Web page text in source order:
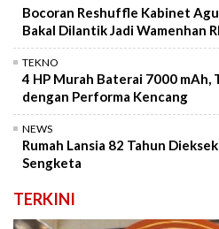
Bocoran Reshuffle Kabinet
Bakal Dilantik Jadi Wamenhan RI
TEKNO
4 HP Murah Baterai 7000 mAh,
dengan Performa Kencang
NEWS
Rumah Lansia 82 Tahun
Sengketa
TERKINI